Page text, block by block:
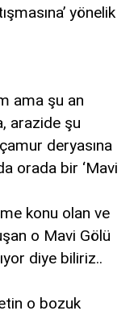
yönelik
ama şu an
arazide şu
deryasına
orada bir ‘Mavi
konu olan ve
o Mavi Gölü
diye biliriz..
o bozuk